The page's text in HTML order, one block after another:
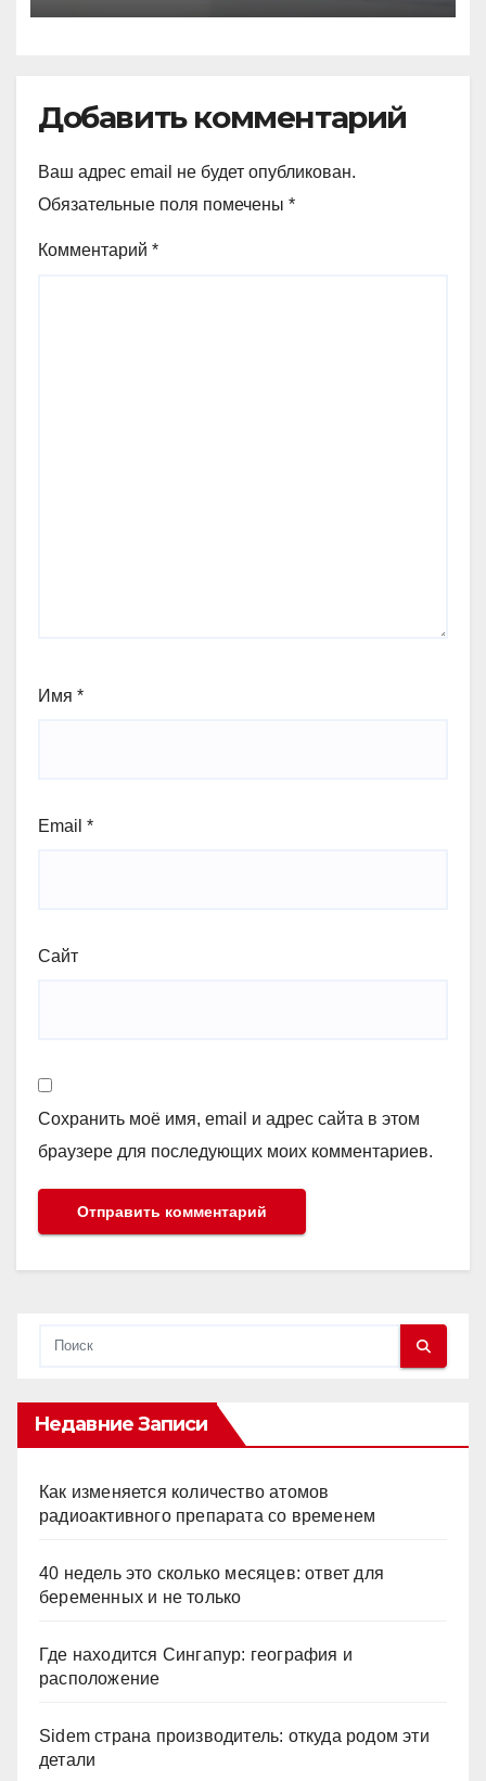
Добавить комментарий
Ваш адрес email не будет опубликован.
Обязательные поля помечены *
Комментарий *
Имя *
Email *
Сайт
Сохранить моё имя, email и адрес сайта в этом
браузере для последующих моих комментариев.
Недавние Записи
Как изменяется количество атомов
радиоактивного препарата со временем
40 недель это сколько месяцев: ответ для
беременных и не только
Где находится Сингапур: география и
расположение
Sidem страна производитель: откуда родом эти
детали